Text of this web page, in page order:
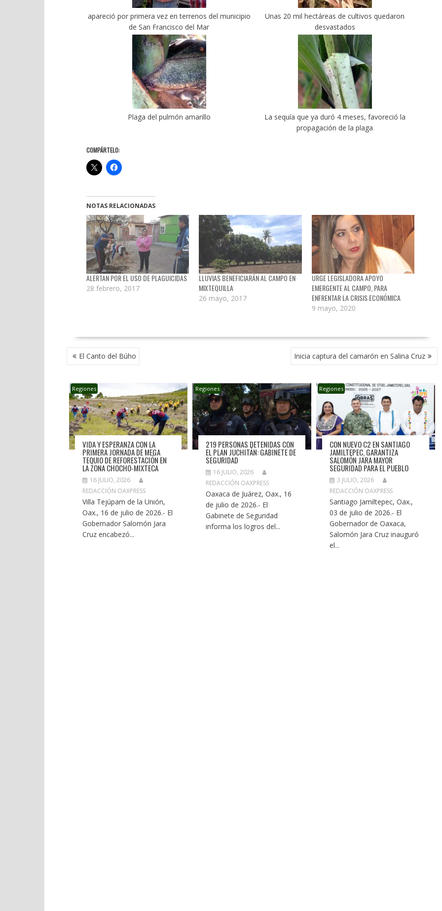
apareció por primera vez en terrenos del municipio
de San Francisco del Mar
Unas 20 mil hectáreas de cultivos quedaron
desvastados
Plaga del pulmón amarillo
La sequía que ya duró 4 meses, favoreció la
propagación de la plaga
COMPÁRTELO:
NOTAS RELACIONADAS
ALERTAN POR EL USO DE PLAGUICIDAS
28 febrero, 2017
LLUVIAS BENEFICIARÁN AL CAMPO EN
MIXTEQUILLA
26 mayo, 2017
URGE LEGISLADORA APOYO
EMERGENTE AL CAMPO, PARA
ENFRENTAR LA CRISIS ECONÓMICA
9 mayo, 2020
NAVEGACIÓN
DE El Canto del Búho Inicia captura del camarón en Salina Cruz
Regiones
VIDA Y ESPERANZA CON LA
PRIMERA JORNADA DE MEGA
TEQUIO DE REFORESTACIÓN EN
LA ZONA CHOCHO-MIXTECA
16 JULIO, 2026
REDACCIÓN OAXPRESS
Villa Tejúpam de la Unión,
Oax., 16 de julio de 2026.- El
Gobernador Salomón Jara
Cruz encabezó...
Regiones
219 PERSONAS DETENIDAS CON
EL PLAN JUCHITÁN: GABINETE DE
SEGURIDAD
16 JULIO, 2026
REDACCIÓN OAXPRESS
Oaxaca de Juárez, Oax., 16
de julio de 2026.- El
Gabinete de Seguridad
informa los logros del...
Regiones
CON NUEVO C2 EN SANTIAGO
JAMILTEPEC, GARANTIZA
SALOMÓN JARA MAYOR
SEGURIDAD PARA EL PUEBLO
3 JULIO, 2026
REDACCIÓN OAXPRESS
Santiago Jamiltepec, Oax.,
03 de julio de 2026.- El
Gobernador de Oaxaca,
Salomón Jara Cruz inauguró
el...